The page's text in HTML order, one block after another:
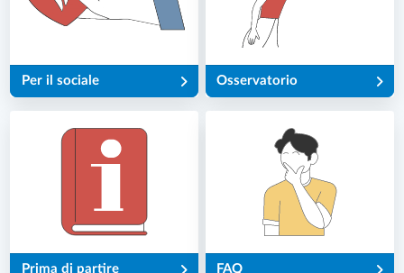
Per il sociale Osservatorio
Prima di partire FAQ